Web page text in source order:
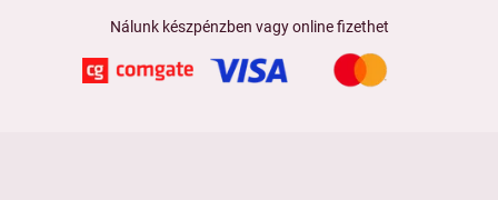
Nálunk készpénzben vagy online fizethet